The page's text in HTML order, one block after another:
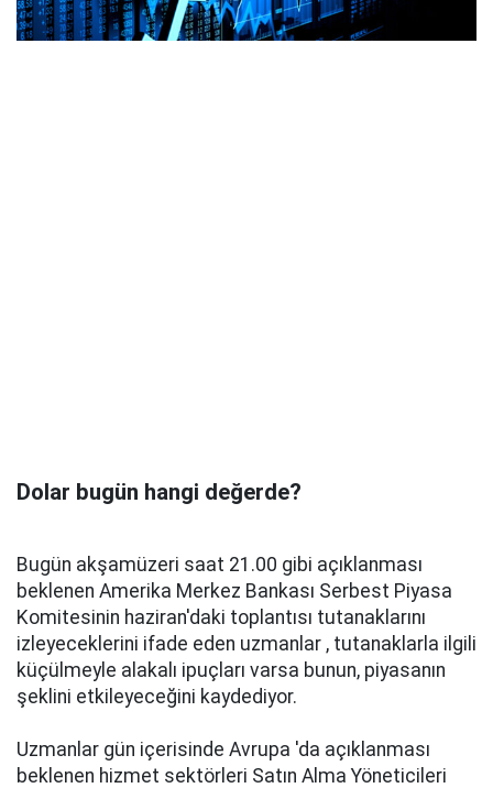
Dolar bugün hangi değerde?
Bugün akşamüzeri saat 21.00 gibi açıklanması
beklenen Amerika Merkez Bankası Serbest Piyasa
Komitesinin haziran'daki toplantısı tutanaklarını
izleyeceklerini ifade eden uzmanlar , tutanaklarla ilgili
küçülmeyle alakalı ipuçları varsa bunun, piyasanın
şeklini etkileyeceğini kaydediyor.
Uzmanlar gün içerisinde Avrupa 'da açıklanması
beklenen hizmet sektörleri Satın Alma Yöneticileri